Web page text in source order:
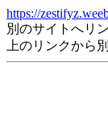
https://
別のサイトへリ
上のリンクから